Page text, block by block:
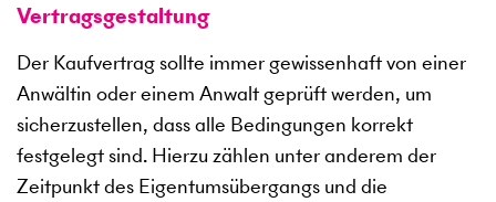
Vertragsgestaltung
Der Kaufvertrag sollte immer gewissenhaft von einer
Anwältin oder einem Anwalt geprüft werden, um
sicherzustellen, dass alle Bedingungen korrekt
festgelegt sind. Hierzu zählen unter anderem der
Zeitpunkt des Eigentumsübergangs und die